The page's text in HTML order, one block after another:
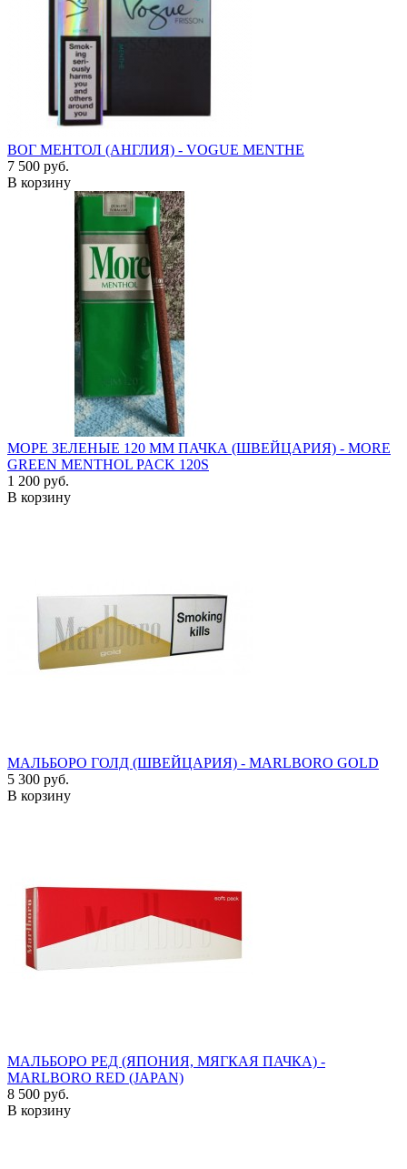
ВОГ МЕНТОЛ (АНГЛИЯ) - VOGUE MENTHE
7 500 руб.
В корзину
МОРЕ ЗЕЛЕНЫЕ 120 ММ ПАЧКА (ШВЕЙЦАРИЯ) - MORE
GREEN MENTHOL PACK 120S
1 200 руб.
В корзину
МАЛЬБОРО ГОЛД (ШВЕЙЦАРИЯ) - MARLBORO GOLD
5 300 руб.
В корзину
МАЛЬБОРО РЕД (ЯПОНИЯ, МЯГКАЯ ПАЧКА) -
MARLBORO RED (JAPAN)
8 500 руб.
В корзину